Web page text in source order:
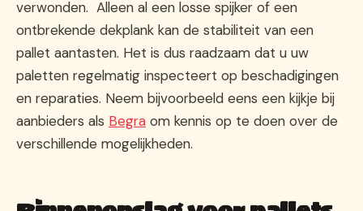
verwonden. Alleen al een losse spijker of een
ontbrekende dekplank kan de stabiliteit van een
pallet aantasten. Het is dus raadzaam dat u uw
paletten regelmatig inspecteert op beschadigingen
en reparaties. Neem bijvoorbeeld eens een kijkje bij
aanbieders als Begra om kennis op te doen over de
verschillende mogelijkheden.